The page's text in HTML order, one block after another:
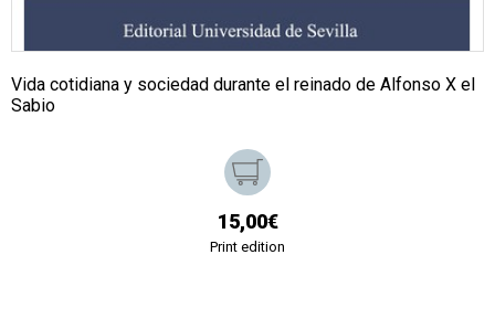
Vida cotidiana y sociedad durante el reinado de Alfonso X el
Sabio
15,00€
Print edition